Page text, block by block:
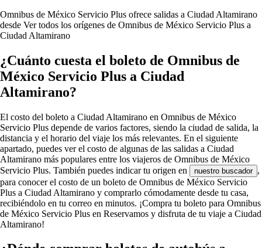
Omnibus de México Servicio Plus ofrece salidas a Ciudad Altamirano
desde Ver todos los orígenes de Omnibus de México Servicio Plus a
Ciudad Altamirano
¿Cuánto cuesta el boleto de Omnibus de
México Servicio Plus a Ciudad
Altamirano?
El costo del boleto a Ciudad Altamirano en Omnibus de México
Servicio Plus depende de varios factores, siendo la ciudad de salida, la
distancia y el horario del viaje los más relevantes. En el siguiente
apartado, puedes ver el costo de algunas de las salidas a Ciudad
Altamirano más populares entre los viajeros de Omnibus de México
Servicio Plus. También puedes indicar tu origen en
nuestro buscador ,
para conocer el costo de un boleto de Omnibus de México Servicio
Plus a Ciudad Altamirano y comprarlo cómodamente desde tu casa,
recibiéndolo en tu correo en minutos. ¡Compra tu boleto para Omnibus
de México Servicio Plus en Reservamos y disfruta de tu viaje a Ciudad
Altamirano!